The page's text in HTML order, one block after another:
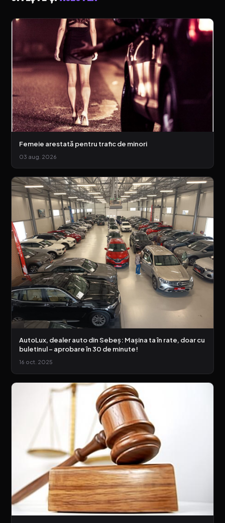
Femeie arestată pentru trafic de minori
03 aug. 2026
AutoLux, dealer auto din Sebeș: Mașina ta în rate, doar cu
buletinul – aprobare în 30 de minute!
16 oct. 2025